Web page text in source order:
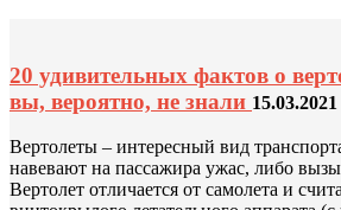
20 удивительных фактов о
вы, вероятно, не знали 15.03.2021
Вертолеты – интересный вид
навевают на пассажира ужас, либо
Вертолет отличается от самолета и